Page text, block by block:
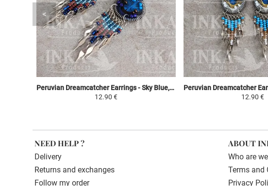
Peruvian Dreamcatcher Earrings - Sky Blue, Brown & Purple
12.90 €
12.90 €
NEED HELP ?
Delivery
Returns and exchanges
Follow my order
ABOUT
Who are
Terms and
Privacy